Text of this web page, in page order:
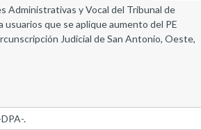
Administrativas y Vocal del Tribunal de
que se aplique aumento del PE
Judicial de San Antonio, Oeste,
.